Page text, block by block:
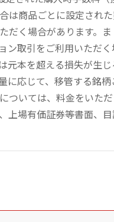
は商品ごとに設定され
だく場合があります。ま
ン取引をご利用いただく
元本を超える損失が生じ
に応じて、移管する銘柄
ついては、料金をいた
上場有価証券等書面、